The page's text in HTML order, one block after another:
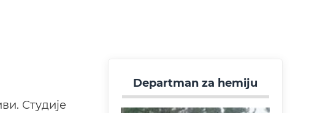
Departman za hemiju
Студије